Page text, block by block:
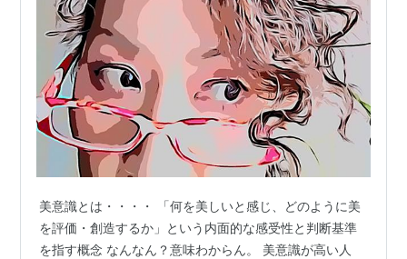
美意識とは・・・・ 「何を美しいと感じ、どのように美
を評価・創造するか」という内面的な感受性と判断基準
を指す概念 なんなん？意味わからん。 美意識が高い人